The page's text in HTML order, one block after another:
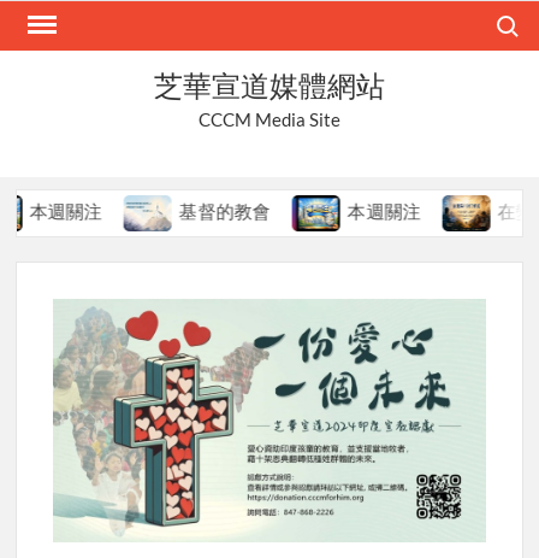
Skip
芝華宣道媒體網站
CCCM Media Site
週關注 基督的教會 本週關注 在變局